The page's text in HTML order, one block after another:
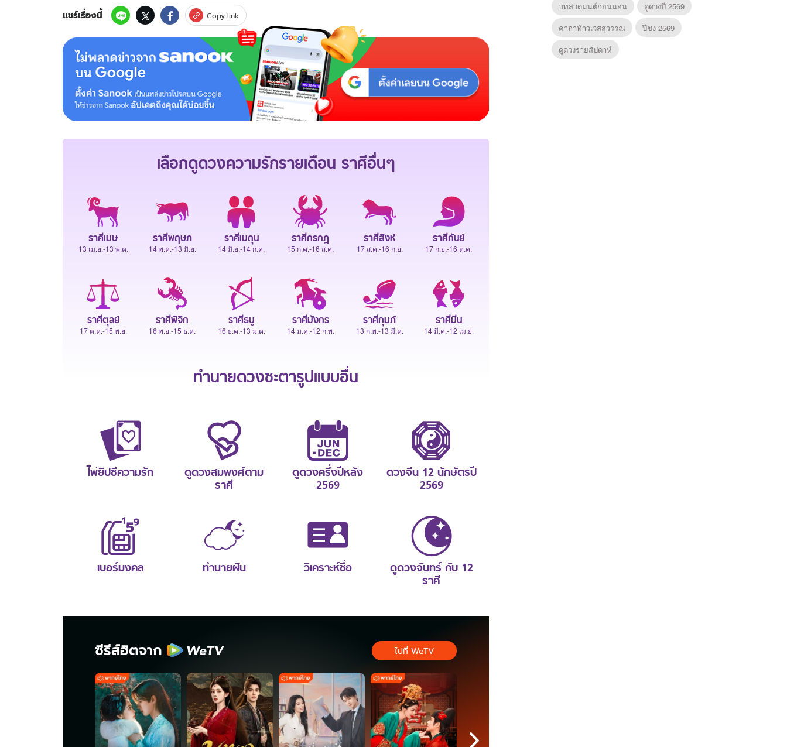
แชร์เรื่องนี้ Copy link
เลือกดูดวงความรักรายเดือน ราศีอื่นๆ
ราศีเมษ
13 เม.ย.-13 พ.ค.
ราศีพฤษภ
14 พ.ค.-13 มิ.ย.
ราศีเมถุน
14 มิ.ย.-14 ก.ค.
ราศีกรกฎ
15 ก.ค.-16 ส.ค.
ราศีสิงห์
17 ส.ค.-16 ก.ย.
ราศีกันย์
17 ก.ย.-16 ต.ค.
ราศีตุลย์
17 ต.ค.-15 พ.ย.
ราศีพิจิก
16 พ.ย.-15 ธ.ค.
ราศีธนู
16 ธ.ค.-13 ม.ค.
ราศีมังกร
14 ม.ค.-12 ก.พ.
ราศีกุมภ์
13 ก.พ.-13 มี.ค.
ราศีมีน
14 มี.ค.-12 เม.ย.
ทำนายดวงชะตารูปแบบอื่น
ไพ่ยิปซีความรัก
ดูดวงสมพงศ์ตาม
ราศี
ดูดวงครึ่งปีหลัง
2569
ดวงจีน 12 นักษัตรปี
2569
เบอร์มงคล ทำนายฝัน วิเคราะห์ชื่อ
ดูดวงจันทร์ กับ 12
ราศี
ซีรีส์ฮิตจาก ไปที่ WeTV
บทสวดมนต์ก่อนนอน
ดูดวงปี 2569
คาถาท้าวเวสสุวรรณ
ปีชง 2569
ดูดวงรายสัปดาห์